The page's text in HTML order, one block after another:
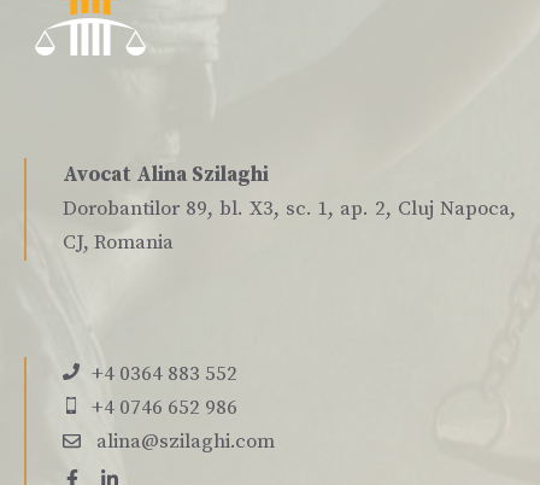
Avocat Alina Szilaghi
Dorobantilor 89, bl. X3, sc. 1, ap. 2, Cluj Napoca,
CJ, Romania
+4 0364 883 552
+4 0746 652 986
alina@szilaghi.com